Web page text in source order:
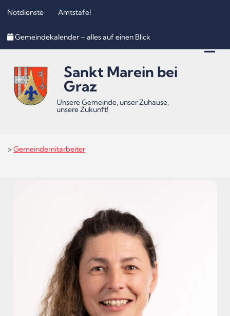
(Accesskey
(Accesskey
2)
(Accesskey
3)
Notdienste Amtstafel
Gemeindekalender – alles auf einen Blick
Sankt Marein bei
Graz
Unsere Gemeinde, unser Zuhause,
unsere Zukunft!
>Gemeindemitarbeiter